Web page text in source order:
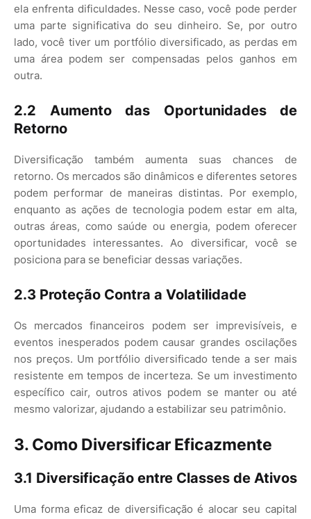
ela enfrenta dificuldades. Nesse caso, você pode perder
uma parte significativa do seu dinheiro. Se, por outro
lado, você tiver um portfólio diversificado, as perdas em
uma área podem ser compensadas pelos ganhos em
outra.
2.2 Aumento das Oportunidades de
Retorno
Diversificação também aumenta suas chances de
retorno. Os mercados são dinâmicos e diferentes setores
podem performar de maneiras distintas. Por exemplo,
enquanto as ações de tecnologia podem estar em alta,
outras áreas, como saúde ou energia, podem oferecer
oportunidades interessantes. Ao diversificar, você se
posiciona para se beneficiar dessas variações.
2.3 Proteção Contra a Volatilidade
Os mercados financeiros podem ser imprevisíveis, e
eventos inesperados podem causar grandes oscilações
nos preços. Um portfólio diversificado tende a ser mais
resistente em tempos de incerteza. Se um investimento
específico cair, outros ativos podem se manter ou até
mesmo valorizar, ajudando a estabilizar seu patrimônio.
3. Como Diversificar Eficazmente
3.1 Diversificação entre Classes de Ativos
Uma forma eficaz de diversificação é alocar seu capital